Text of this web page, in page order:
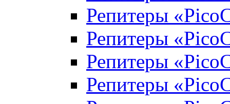
Репитеры
Репитеры
Репитеры
Репитеры